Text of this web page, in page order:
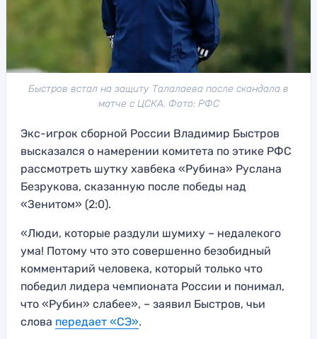
Быстров встал на защиту Талалаева после скандала в
матче с ЦСКА. Фото: РФС
Экс-игрок сборной России Владимир Быстров
высказался о намерении комитета по этике РФС
рассмотреть шутку хавбека «Рубина» Руслана
Безрукова, сказанную после победы над
«Зенитом» (2:0).
«Люди, которые раздули шумиху – недалекого
ума! Потому что это совершенно безобидный
комментарий человека, который только что
победил лидера чемпионата России и понимал,
что «Рубин» слабее», – заявил Быстров, чьи
слова передает «СЭ».